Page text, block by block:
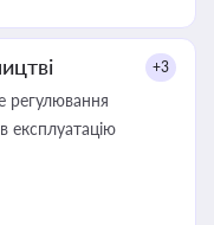
+3
регулювання
експлуатацію